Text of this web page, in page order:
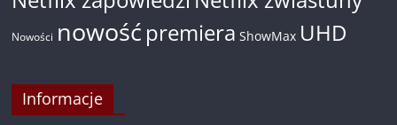
Nowości nowość premiera ShowMax UHD
Informacje